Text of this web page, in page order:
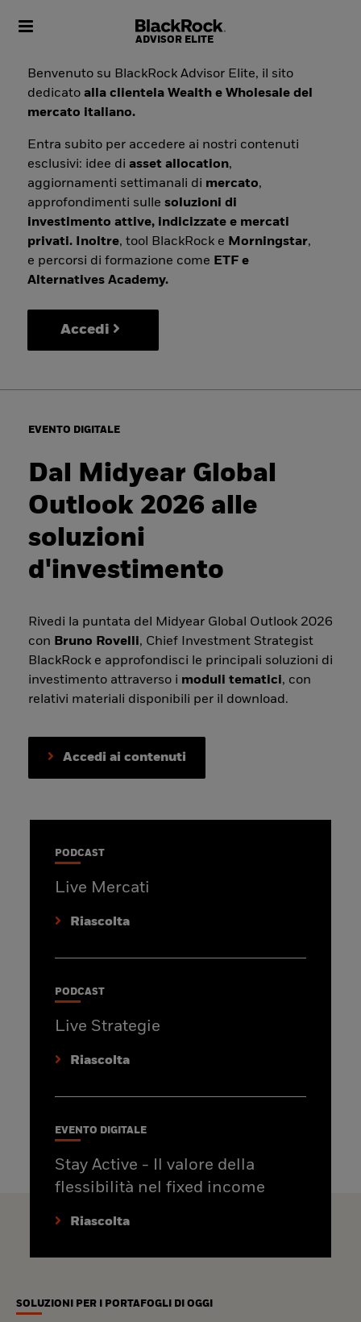
Toggle navigation
Benvenuto su BlackRock Advisor Elite, il sito
dedicatoalla clientela Wealth e Wholesale del
mercato italiano.
Entra subito per accedere ai nostri contenuti
esclusivi: idee diasset allocation,
aggiornamenti settimanali di mercato,
approfondimenti sullesoluzioni di
investimento attive, indicizzate e mercati
privati. Inoltre, tool BlackRock e Morningstar,
e percorsi di formazione come ETF e
Alternatives Academy.
Accedi
EVENTO DIGITALE
Dal Midyear Global
Outlook 2026 alle
soluzioni
d'investimento
Rivedi la puntata del Midyear Global Outlook 2026
con Bruno Rovelli, Chief Investment Strategist
BlackRock e approfondisci le principali soluzioni di
investimento attraverso i moduli tematici, con
relativi materiali disponibili per il download.
Accedi ai contenuti
PODCAST
Live Mercati
Riascolta
PODCAST
Live Strategie
Riascolta
EVENTO DIGITALE
Stay Active - Il valore della
flessibilità nel fixed income
Riascolta
SOLUZIONI PER I PORTAFOGLI DI OGGI